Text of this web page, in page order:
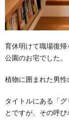
育休明けて職場復
公園のお宅でした。
植物に囲まれた男性
タイトルにある「
とですが、その呼び